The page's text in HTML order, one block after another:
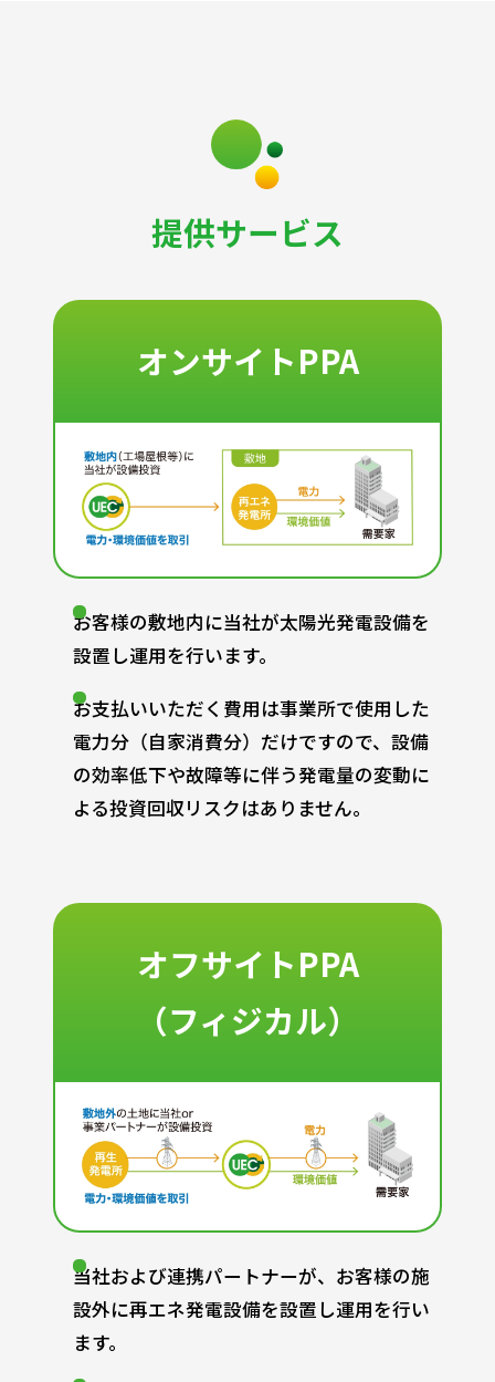
提供サービス
オンサイトPPA
お客様の敷地内に当社が太陽光発電設備を
設置し運用を行います。
お支払いいただく費用は事業所で使用した
電力分（自家消費分）だけですので、設備
の効率低下や故障等に伴う発電量の変動に
よる投資回収リスクはありません。
オフサイトPPA
（フィジカル）
当社および連携パートナーが、お客様の施
設外に再エネ発電設備を設置し運用を行い
ます。